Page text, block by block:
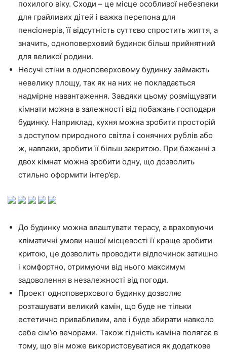
похилого віку. Сходи – це місце особливої небезпеки
для грайливих дітей і важка перепона для
пенсіонерів, її відсутність суттєво спростить життя, а
значить, одноповерховий будинок більш прийнятний
для великої родини.
Несучі стіни в одноповерховому будинку займають
невелику площу, так як на них не покладається
надмірне навантаження. Завдяки цьому розміщувати
кімнати можна в залежності від побажань господаря
будинку. Наприклад, кухня можна зробити просторій
з доступом природного світла і сонячних рублів або
ж, навпаки, зробити її більш закритою. При бажанні з
двох кімнат можна зробити одну, що дозволить
стильно оформити інтер’єр.
До будинку можна влаштувати терасу, а враховуючи
кліматичні умови нашої місцевості її краще зробити
критою, це дозволить проводити відпочинок затишно
і комфортно, отримуючи від нього максимум
задоволення в незалежності від погоди.
Проект одноповерхового будинку дозволяє
розташувати великий камін, що буде не тільки
естетично привабливим, але і буде збирати навколо
себе сім’ю вечорами. Також гідність каміна полягає в
тому, що він може використовуватися як додаткове